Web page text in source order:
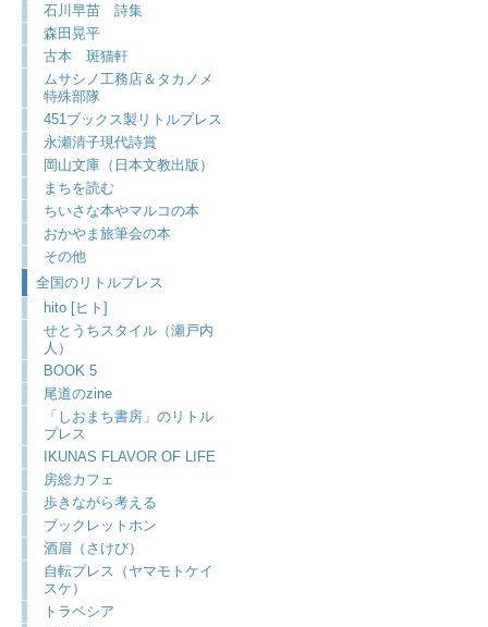
石川早苗 詩集
森田晃平
古本 斑猫軒
ムサシノ工務店＆タカノメ
特殊部隊
451ブックス製リトルプレス
永瀬清子現代詩賞
岡山文庫（日本文教出版）
まちを読む
ちいさな本やマルコの本
おかやま旅筆会の本
その他
全国のリトルプレス
hito [ヒト]
せとうちスタイル（瀬戸内
人）
BOOK 5
尾道のzine
「しおまち書房」のリトル
プレス
IKUNAS FLAVOR OF LIFE
房総カフェ
歩きながら考える
ブックレットホン
酒眉（さけび）
自転プレス（ヤマモトケイ
スケ）
トラベシア